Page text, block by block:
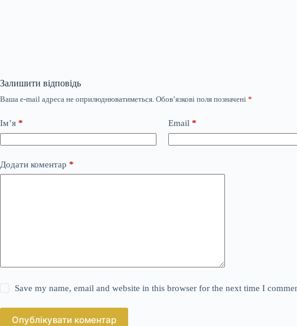
Залишити відповідь
Ваша e-mail адреса не оприлюднюватиметься. Обов’язкові поля позначені *
Ім’я * Email *
Додати коментар *
Save my name, email and website in this browser for the next time I
Опублікувати коментар